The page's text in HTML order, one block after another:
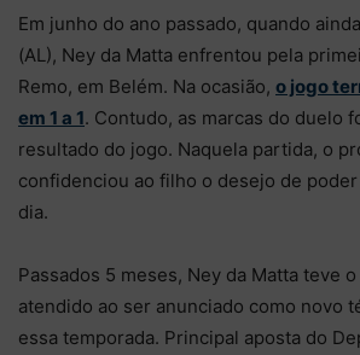
Em junho do ano passado, quando
(AL), Ney da Matta enfrentou pela
Remo, em Belém. Na ocasião, o jogo
em 1 a 1. Contudo, as marcas do duelo
resultado do jogo. Naquela partida, o
confidenciou ao filho o desejo de
dia.
Passados 5 meses, Ney da Matta teve
atendido ao ser anunciado como novo
essa temporada. Principal aposta do